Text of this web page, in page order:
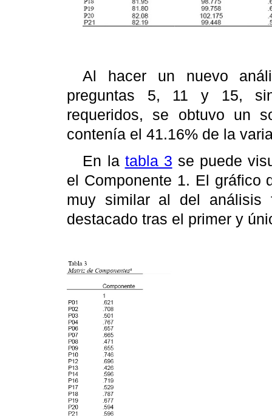
Al hacer un nuevo
preguntas 5, 11 y 15,
requeridos, se obtuvo un
contenía el 41.16% de la
En la tabla 3 se puede
el Componente 1. El gráfico
muy similar al del análisis
destacado tras el primer y